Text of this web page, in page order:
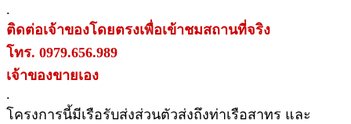
.
ติดต่อเจ้าของโดยตรงเพื่อเข้าชมสถานที่จริง
โทร. 0979.656.989
เจ้าของขายเอง
.
โครงการนี้มีเรือรับส่งส่วนตัวส่งถึงท่าเรือสาทร และ